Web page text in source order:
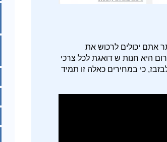
אתם יכולים לרכוש את
היא חנות ש דואגת לכל צרכי
כי במחירים כאלה זו תמיד